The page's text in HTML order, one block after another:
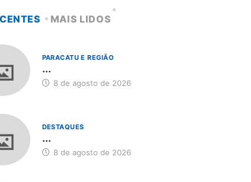
MAIS LIDOS
PARACATU E REGIÃO
...
8 de agosto de 2026
DESTAQUES
...
8 de agosto de 2026